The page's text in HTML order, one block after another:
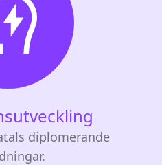
diplomerande